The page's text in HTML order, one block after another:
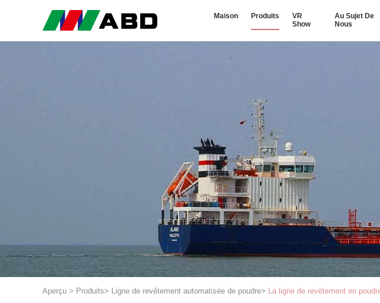
Maison Produits
VR
Show
Au Sujet De
Nous
Aperçu > Produits> Ligne de revêtement automatisée de poudre> La ligne de revêtement en